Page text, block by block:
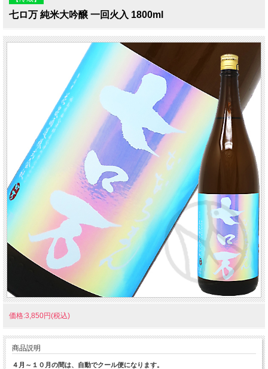
七ロ万 純米大吟醸 一回火入 1800ml
価格:3,850円(税込)
商品説明
４月～１０月の間は、自動でクール便になります。